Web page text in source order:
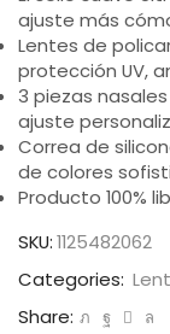
ajuste más
Lentes de
protección UV,
3 piezas
ajuste
Correa de
de colores
Producto 100%
SKU:1125482062
Categories:
Share: